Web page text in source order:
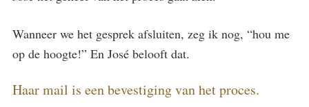
Wanneer we het gesprek afsluiten, zeg ik nog, “hou me
op de hoogte!” En José belooft dat.
Haar mail is een bevestiging van het proces.